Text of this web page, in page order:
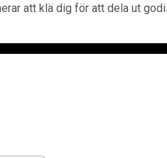
att klä dig för att dela ut